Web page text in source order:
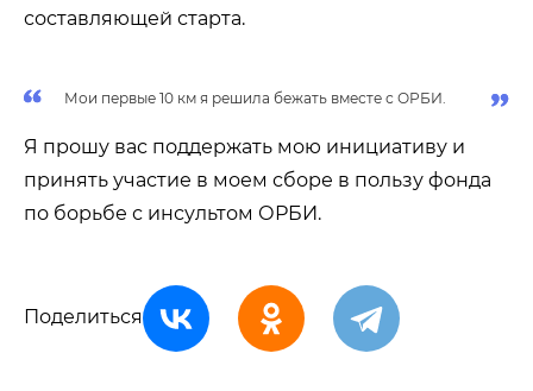
составляющей старта.
Мои первые 10 км я решила бежать вместе с ОРБИ.
Я прошу вас поддержать мою инициативу и
принять участие в моем сборе в пользу фонда
по борьбе с инсультом ОРБИ.
Поделиться